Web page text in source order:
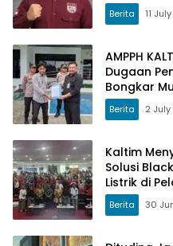
Berita 11
AMPPH
Dugaan
Bongkar
Logpond
Berita 2
Kaltim
Solusi
Listrik di
Berita 30